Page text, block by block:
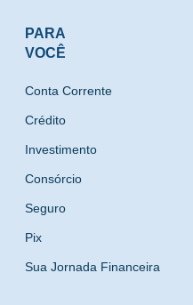
PARA
VOCÊ
Conta Corrente
Crédito
Investimento
Consórcio
Seguro
Pix
Sua Jornada Financeira